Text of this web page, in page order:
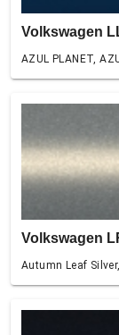
Volkswagen
AZUL PLANET,
Volkswagen
Autumn Leaf Silver,